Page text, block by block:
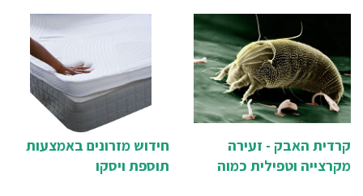
צריכים מזרון עם ציפוי ויסקו. למה?
הנה לפניכם כל הסיבות.
כן יכולים לשלוט על רמת ההיגיינה,
והוא הבית הפרטי שלנו. בבית יש
לנו אפשרות להקפיד על היגיינה
מרבית, הכוללת את ניקיון
המצעים, המזרנים והריפודים
השונים, אשר החיידק עלול להגיע
אליהם ולהוות מפגע תברואתי
וסיכון בריאותי.
חידוש מזרונים באמצעות
תוספת ויסקו
קרדית האבק - זעירה
מקרצייה וטפילית כמוה